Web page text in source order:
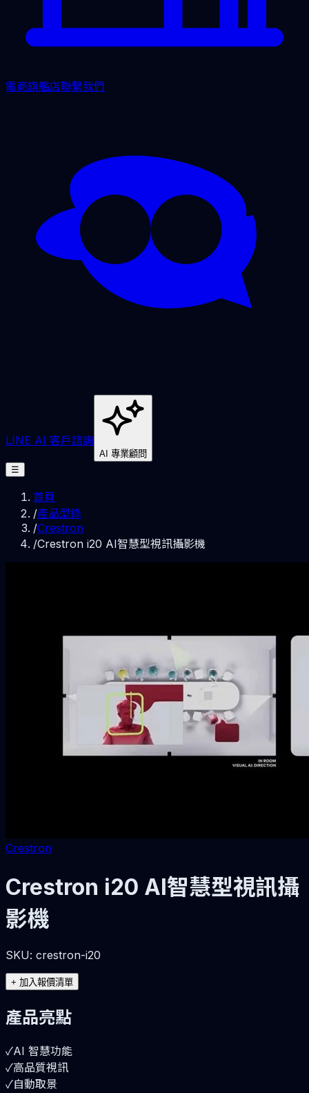
電商旗艦店聯繫我們
LINE AI 客戶諮詢
AI 專業顧問
☰
首頁
/產品型錄
/Crestron
/Crestron i20 AI智慧型視訊攝影機
Crestron
Crestron i20 AI智慧型視訊攝
影機
SKU: crestron-i20
+ 加入報價清單
產品亮點
✓AI 智慧功能
✓高品質視訊
✓自動取景